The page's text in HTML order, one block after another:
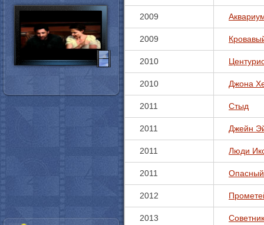
2009
2009
2010
2010 Джона
2011 Стыд
2011 Джейн
2011 Люди
2011
2012
2013 Советник